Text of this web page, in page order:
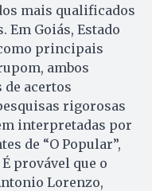
mais qualificados
Em Goiás, Estado
principais
ambos
acertos
rigorosas
interpretadas por
de “O Popular”,
provável que o
Lorenzo,